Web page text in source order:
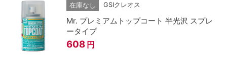
在庫なし GSIクレオス
Mr. プレミアムトップコート 半光沢 スプレ
ータイプ
608 円